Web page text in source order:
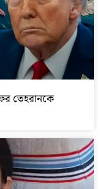
তেহরানকে